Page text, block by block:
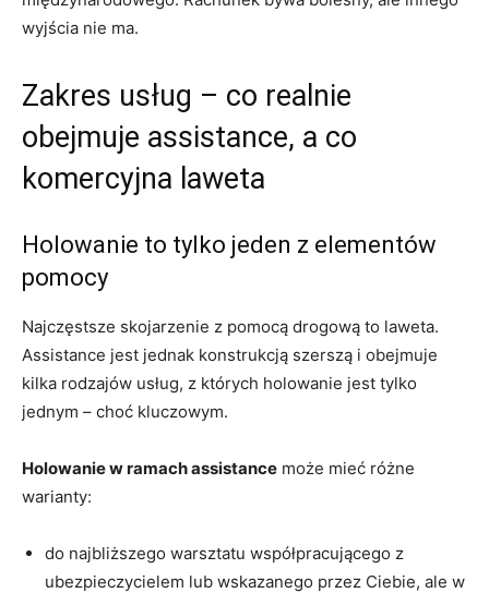
wyjścia nie ma.
Zakres usług – co realnie
obejmuje assistance, a co
komercyjna laweta
Holowanie to tylko jeden z elementów
pomocy
Najczęstsze skojarzenie z pomocą drogową to laweta.
Assistance jest jednak konstrukcją szerszą i obejmuje
kilka rodzajów usług, z których holowanie jest tylko
jednym – choć kluczowym.
Holowanie w ramach assistance może mieć różne
warianty:
do najbliższego warsztatu współpracującego z
ubezpieczycielem lub wskazanego przez Ciebie, ale w